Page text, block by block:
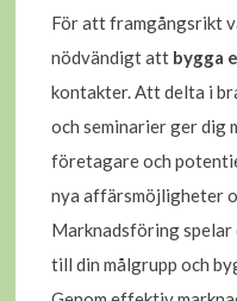
För att framgångsrikt
nödvändigt att bygga
kontakter. Att delta i
och seminarier ger
företagare och
nya affärsmöjligheter
Marknadsföring
till din målgrupp och